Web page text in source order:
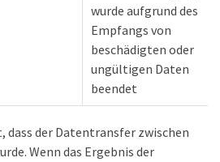
wurde aufgrund des
Empfangs von
beschädigten oder
ungültigen Daten
beendet
dass der Datentransfer zwischen
Wenn das Ergebnis der